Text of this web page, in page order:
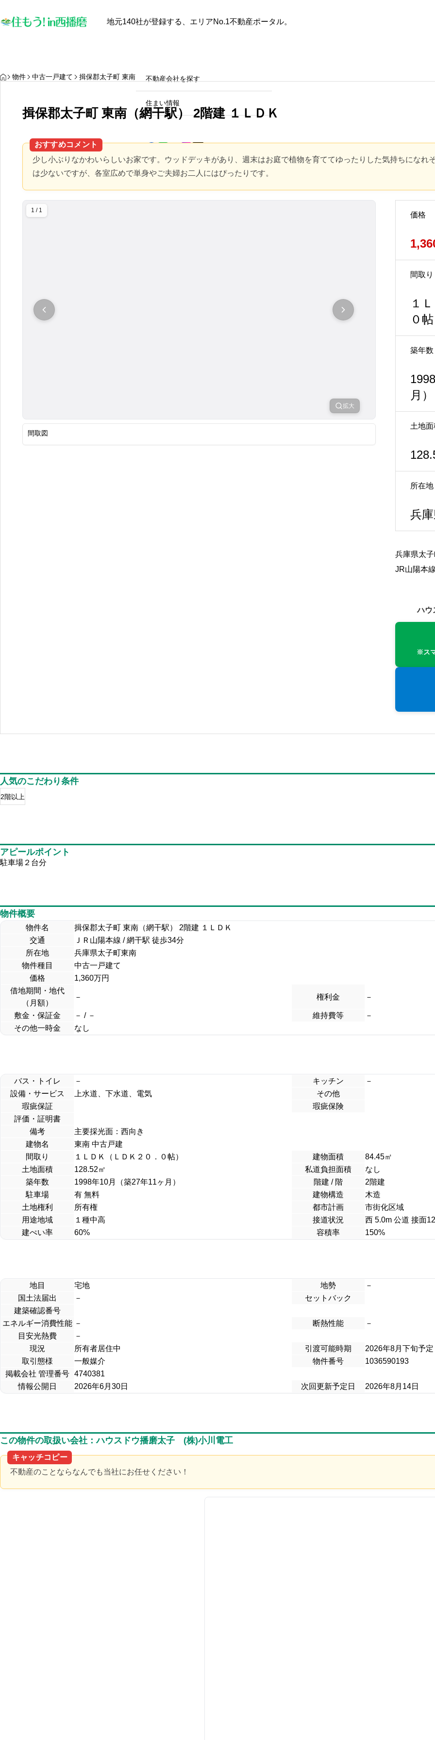
不動産会社を探す
住まい情報
地元140社が登録する、エリアNo.1不動産ポータル。
陽光発電と蓄電池は本当に電
気代を安くするのか？田舎暮
徹底解説！
HOME
物件 中古一戸建て 揖保郡太子町 東南（網干駅） 2階建 １ＬＤＫ
揖保郡太子町 東南（網干駅） 2階建 １ＬＤＫ
おすすめコメント
少し小ぶりなかわいらしいお家です。ウッドデッキがあり、週末はお庭で植物を育ててゆったりした気持ちになれ
は少ないですが、各室広めで単身やご夫婦お二人にはぴったりです。
1 / 1
拡大
間取図
価格
間取り
１
０
築年数
月）
土地
所在地
兵
兵庫県太
JR山陽本
ハウ
※ス
人気のこだわり条件
2階以上
アピールポイント
駐車場２台分
物件概要
物件名
揖保郡太子町 東南（網干駅） 2階建 １ＬＤＫ
交通
ＪＲ山陽本線 / 網干駅 徒歩34分
所在地
兵庫県太子町東南
物件種目
中古一戸建て
価格
1,360万円
借地期間・地代
（月額）
－ 権利金 －
敷金・保証金 － / － 維持費等
－
その他一時金
なし
バス・トイレ － キッチン
－
設備・サービス
上水道、下水道、電気
その他
瑕疵保証
瑕疵保険
評価・証明書
備考
主要採光面：西向き
建物名
東南 中古戸建
間取り
１ＬＤＫ（ＬＤＫ２０．０帖） 建物面積 84.45㎡
土地面積
128.52㎡ 私道負担面積
なし
築年数
1998年10月（築27年11ヶ月） 階建 / 階
2階建
駐車場
有 無料 建物構造
木造
土地権利
所有権 都市計画
市街化区域
用途地域
１種中高 接道状況
西 5.0m 公道 接面
建ぺい率
60% 容積率 150%
地目 宅地 地勢
－
国土法届出
－
セットバック
建築確認番号
エネルギー消費性能 － 断熱性能
－
目安光熱費
－
現況
所有者居住中 引渡可能時期
2026年8月下旬予定
取引態様
一般媒介 物件番号
1036590193
掲載会社 管理番号 4740381
情報公開日
2026年6月30日 次回更新予定日 2026年8月14日
この物件の取扱い会社：ハウスドウ播磨太子 (株)小川電工
キャッチコピー
不動産のことならなんでも当社にお任せください！